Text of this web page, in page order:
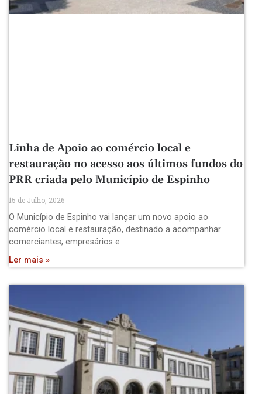
Linha de Apoio ao comércio local e
restauração no acesso aos últimos fundos do
PRR criada pelo Município de Espinho
15 de Julho, 2026
O Município de Espinho vai lançar um novo apoio ao
comércio local e restauração, destinado a acompanhar
comerciantes, empresários e
Ler mais »